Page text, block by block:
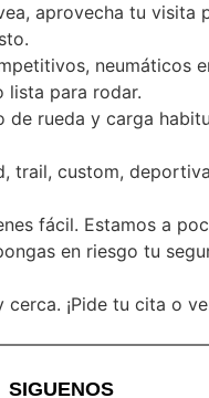
aprovecha tu visita
neumáticos
lista para rodar.
rueda y carga
trail, custom,
fácil. Estamos a
en riesgo tu
¡Pide tu cita o
SIGUENOS